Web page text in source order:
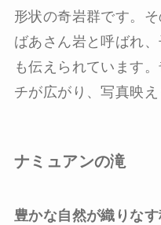
形状の奇岩群です。
ばあさん岩と呼ばれ
も伝えられています
チが広がり、写真映え
ナミュアンの滝
豊かな自然が織りな